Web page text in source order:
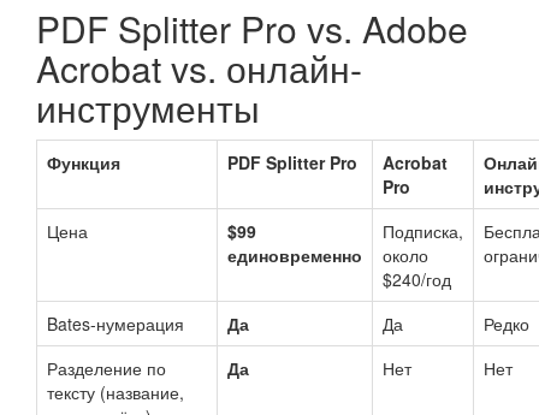
PDF Splitter Pro vs. Adobe
Acrobat vs. онлайн-
инструменты
Функция PDF Splitter Pro
Acrobat
Pro
Цена
$99
единовременно
Подписка,
около
$240/год
Bates-нумерация Да Да
Редко
Разделение по
тексту (название,
Да Нет Нет